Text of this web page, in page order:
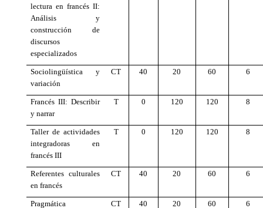
lectura en francés II:
Análisis y
construcción de
discursos
especializados
Sociolingüística y
variación
CT 40 20 60 6
Francés III: Describir
y narrar
T 0 120 120 8
Taller de actividades
integradoras en
francés III
T 0 120 120 8
Referentes culturales
en francés
CT 40 20 60 6
Pragmática CT 40 20 60 6